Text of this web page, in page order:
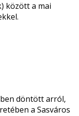
között a mai
döntött arról,
a Sasváros